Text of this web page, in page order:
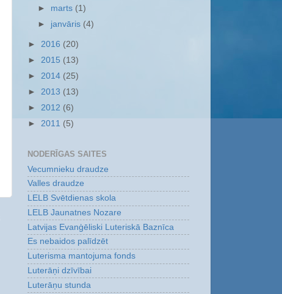
► marts (1)
► janvāris (4)
► 2016 (20)
► 2015 (13)
► 2014 (25)
► 2013 (13)
► 2012 (6)
► 2011 (5)
NODERĪGAS SAITES
Vecumnieku draudze
Valles draudze
LELB Svētdienas skola
LELB Jaunatnes Nozare
Latvijas Evanģēliski Luteriskā Baznīca
Es nebaidos palīdzēt
Luterisma mantojuma fonds
Luterāņi dzīvībai
Luterāņu stunda